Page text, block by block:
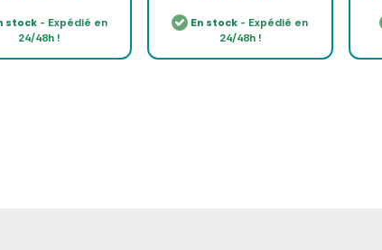
stock- Expédié en
24/48h !
En stock - Expédié en
24/48h !